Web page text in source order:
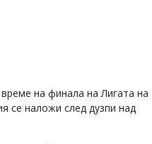
на финала на Лигата на
се наложи след дузпи над